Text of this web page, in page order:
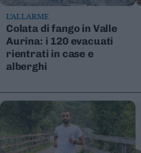
L’ALLARME
Colata di fango in Valle
Aurina: i 120 evacuati
rientrati in case e
alberghi